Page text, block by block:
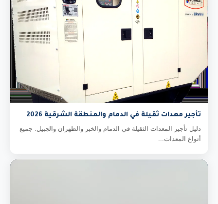
تأجير معدات ثقيلة في الدمام والمنطقة الشرقية 2026
دليل تأجير المعدات الثقيلة في الدمام والخبر والظهران والجبيل. جميع
أنواع المعدات...